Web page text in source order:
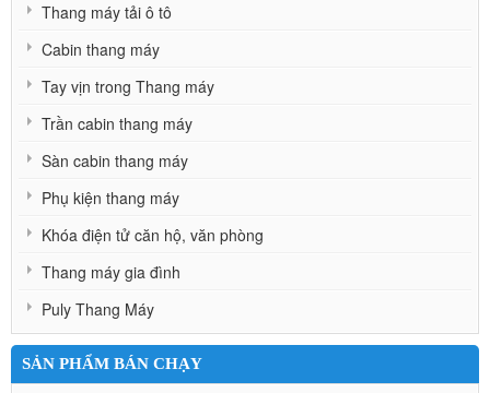
Thang máy tải ô tô
Cabin thang máy
Tay vịn trong Thang máy
Trần cabin thang máy
Sàn cabin thang máy
Phụ kiện thang máy
Khóa điện tử căn hộ, văn phòng
Thang máy gia đình
Puly Thang Máy
SẢN PHẨM BÁN CHẠY